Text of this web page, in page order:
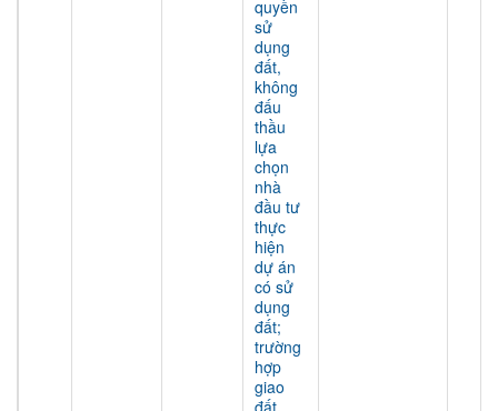
quyền
sử
dụng
đất,
không
đấu
thầu
lựa
chọn
nhà
đầu tư
thực
hiện
dự án
có sử
dụng
đất;
trường
hợp
giao
đất,